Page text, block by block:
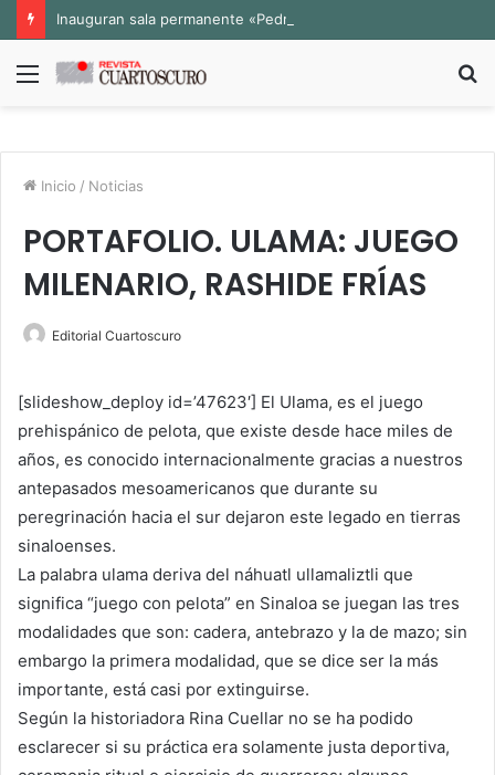
Menú
Inicio / Noticias
PORTAFOLIO. ULAMA: JUEGO
MILENARIO, RASHIDE FRÍAS
Editorial Cuartoscuro
[slideshow_deploy id=’47623′] El Ulama, es el juego
prehispánico de pelota, que existe desde hace miles de
años, es conocido internacionalmente gracias a nuestros
antepasados mesoamericanos que durante su
peregrinación hacia el sur dejaron este legado en tierras
sinaloenses.
La palabra ulama deriva del náhuatl ullamaliztli que
significa “juego con pelota” en Sinaloa se juegan las tres
modalidades que son: cadera, antebrazo y la de mazo; sin
embargo la primera modalidad, que se dice ser la más
importante, está casi por extinguirse.
Según la historiadora Rina Cuellar no se ha podido
esclarecer si su práctica era solamente justa deportiva,